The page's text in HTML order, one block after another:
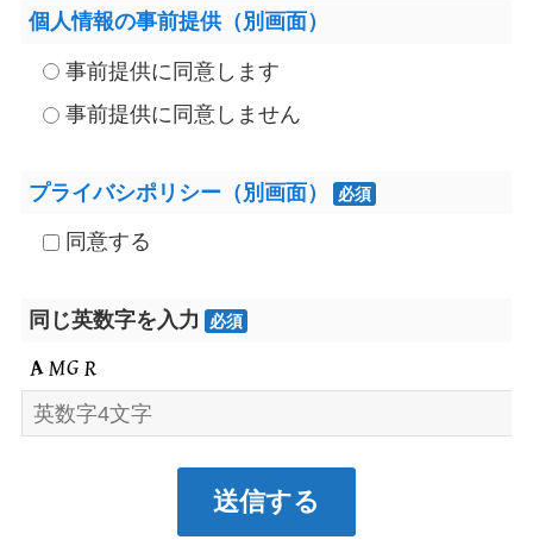
個人情報の事前提供（別画面）
事前提供に同意します
事前提供に同意しません
プライバシポリシー（別画面） 必須
同意する
同じ英数字を入力 必須